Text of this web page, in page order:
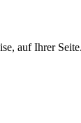
auf Ihrer Seite.